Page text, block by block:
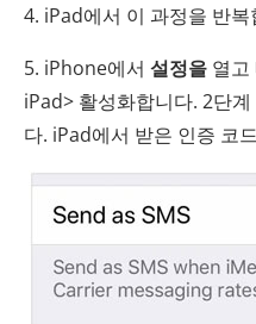
4. iPad에서 이 과정을 반복
5. iPhone에서 설정을 열고
iPad> 활성화합니다. 2단
다. iPad에서 받은 인증 코